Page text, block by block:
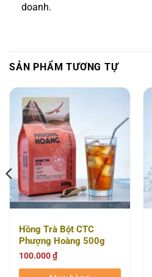
doanh.
SẢN PHẨM TƯƠNG TỰ
Hồng Trà Bột CTC
Phượng Hoàng 500g
(20 Gói/Thùng)
100.000₫